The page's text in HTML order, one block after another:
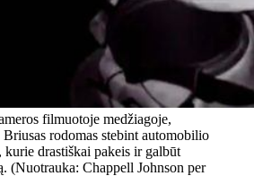
filmuotoje medžiagoje,
Briusas rodomas stebint automobilio
drastiškai pakeis ir galbūt
(Nuotrauka: Chappell Johnson per